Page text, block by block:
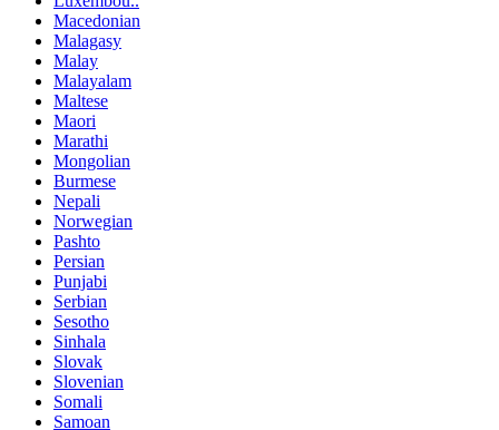
Macedonian
Malagasy
Malay
Malayalam
Maltese
Maori
Marathi
Mongolian
Burmese
Nepali
Norwegian
Pashto
Persian
Punjabi
Serbian
Sesotho
Sinhala
Slovak
Slovenian
Somali
Samoan